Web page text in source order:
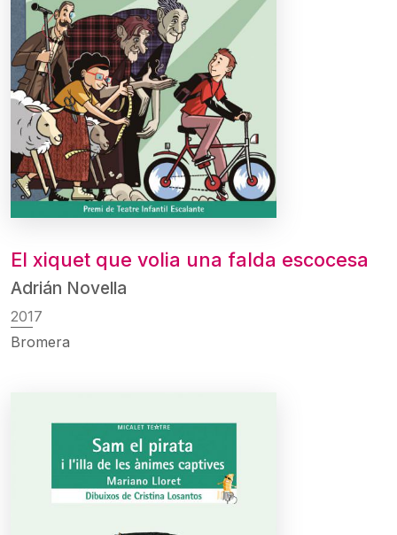
El xiquet que volia una falda escocesa
Adrián Novella
2017
Bromera